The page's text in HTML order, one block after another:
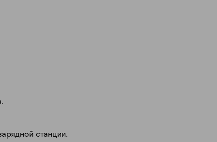
станции.